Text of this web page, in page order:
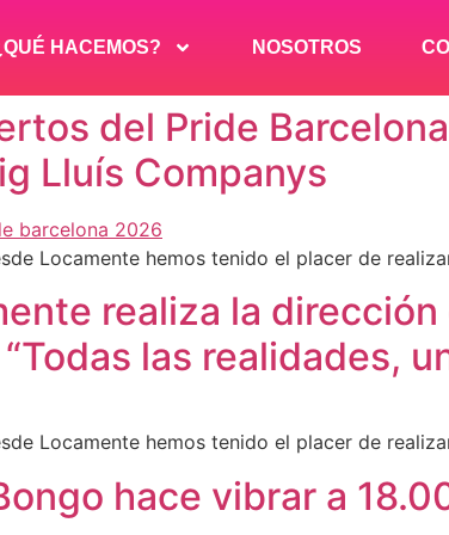
HACEMOS? NOSOTROS
del Pride
Lluís Companys
Locamente hemos tenido el placer de
realiza la
las realidades,
Locamente hemos tenido el placer de
hace vibrar a